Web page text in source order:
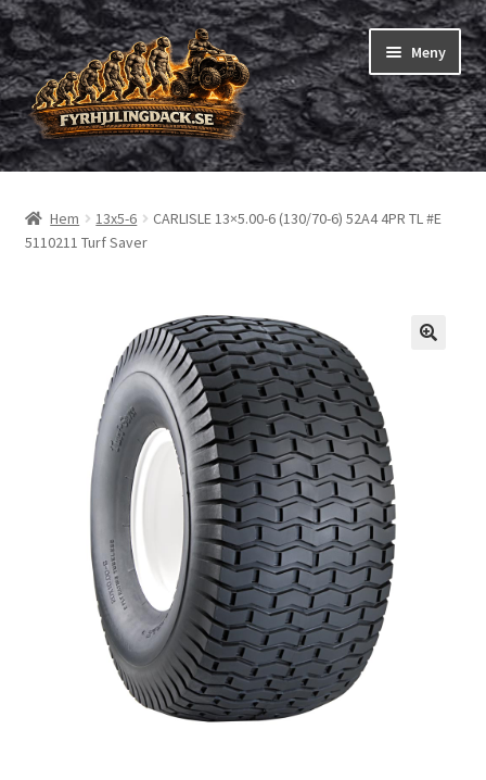
Hoppa
till
navigering
Hoppa
till
innehåll
Meny
Shop
Fyrhjuling däck
Beställning
Hem 13x5-6
CARLISLE 13×5.00-6 (130/70-6) 52A4 4PR TL #E
5110211 Turf Saver